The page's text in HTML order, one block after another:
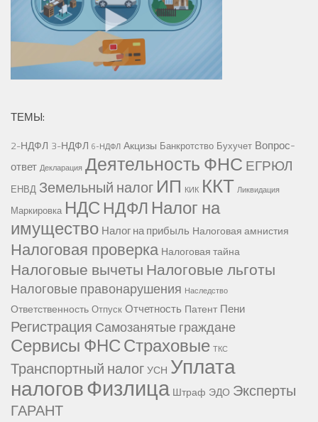
ТЕМЫ:
2-НДФЛ 3-НДФЛ 6-НДФЛ Акцизы Банкротство Бухучет Вопрос-
ответ Декларация Деятельность ФНС ЕГРЮЛ
ЕНВД Земельный налог ИП КИК ККТ Ликвидация
Маркировка НДС НДФЛ Налог на
имущество Налог на прибыль Налоговая амнистия
Налоговая проверка Налоговая тайна
Налоговые вычетыНалоговые льготы
Налоговые правонарушения Наследство
Ответственность Отпуск Отчетность Патент Пени
Регистрация Самозанятые граждане
Сервисы ФНССтраховые ТКС
Транспортный налогУСН Уплата
налоговФизлица Штраф ЭДО Эксперты
ГАРАНТ